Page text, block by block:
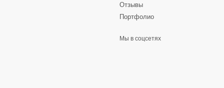
Отзывы
Портфолио
Мы в соцсетях